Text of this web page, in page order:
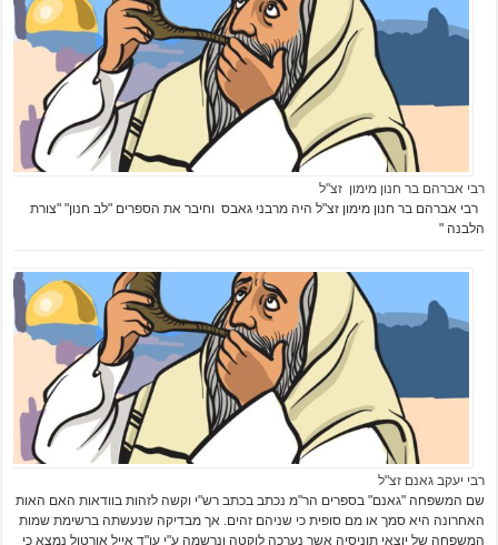
רבי אברהם בר חנון מימון זצ"ל
רבי אברהם בר חנון מימון זצ"ל היה מרבני גאבס וחיבר את הספרים "לב חנון" "צורת
הלבנה "
רבי יעקב גאנם זצ"ל
שם המשפחה "גאנם" בספרים הר"מ נכתב בכתב רש"י וקשה לזהות בוודאות האם האות
האחרונה היא סמך או מם סופית כי שניהם זהים. אך מבדיקה שנעשתה ברשימת שמות
המשפחה של יוצאי תוניסיה אשר נערכה לוקטה ונרשמה ע"י עו"ד אייל אורטול נמצא כי